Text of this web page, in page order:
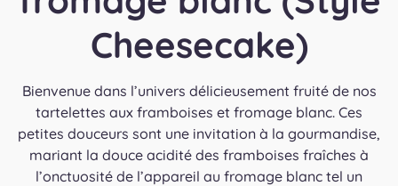
Cheesecake)
Bienvenue dans l’univers délicieusement fruité de nos
tartelettes aux framboises et fromage blanc. Ces
petites douceurs sont une invitation à la gourmandise,
mariant la douce acidité des framboises fraîches à
l’onctuosité de l’appareil au fromage blanc tel un